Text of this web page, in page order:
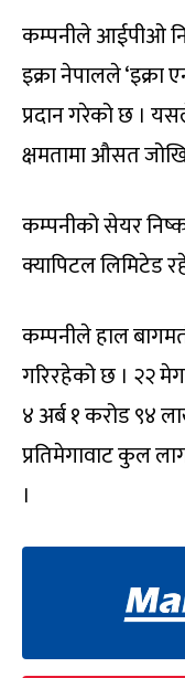
कम्पनीले आईपीओ
इक्रा नेपालले ‘इक्रा
प्रदान गरेको छ ।
क्षमतामा औसत
कम्पनीको सेयर
क्यापिटल लिमिटेड
कम्पनीले हाल
गरिरहेको छ । २२
४ अर्ब १ करोड ९४
प्रतिमेगावाट कुल
।